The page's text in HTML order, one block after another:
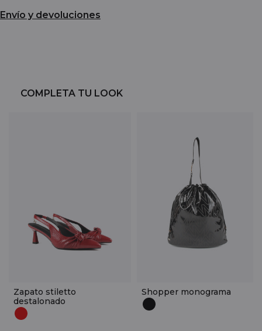
Envío y devoluciones
COMPLETA TU LOOK
Zapato stiletto
destalonado
Shopper monograma